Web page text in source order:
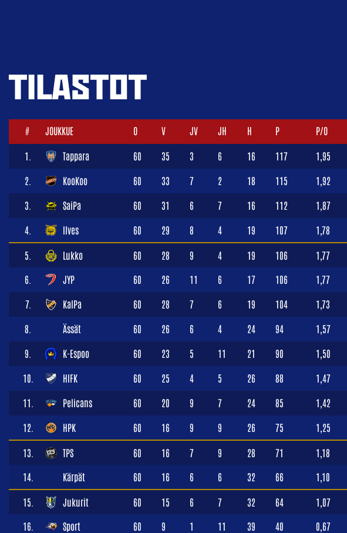
TILASTOT
# JOUKKUE O V JV JH H P P/O
1. Tappara 60 35 3 6 16 117 1,95
2. KooKoo 60 33 7 2 18 115 1,92
3. SaiPa 60 31 6 7 16 112 1,87
4. Ilves 60 29 8 4 19 107 1,78
5. Lukko 60 28 9 4 19 106 1,77
6. JYP 60 26 11 6 17 106 1,77
7. KalPa 60 28 7 6 19 104 1,73
8. Ässät 60 26 6 4 24 94 1,57
9. K-Espoo 60 23 5 11 21 90 1,50
10. HIFK 60 25 4 5 26 88 1,47
11. Pelicans 60 20 9 7 24 85 1,42
12. HPK 60 16 9 9 26 75 1,25
13. TPS 60 16 7 9 28 71 1,18
14. Kärpät 60 16 6 6 32 66 1,10
15. Jukurit 60 15 6 7 32 64 1,07
16. Sport 60 9 1 11 39 40 0,67